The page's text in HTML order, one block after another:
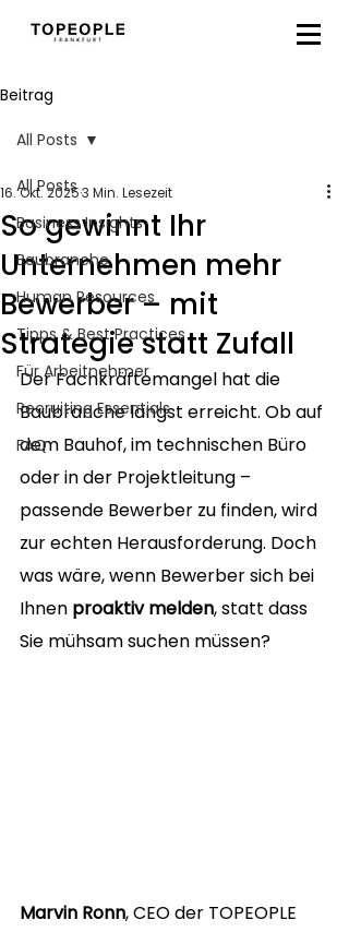
Beitrag
All Posts
Business Insights
Baubranche
Human Resources
Tipps & Best Practices
Für Arbeitnehmer
Recruiting Essentials
FAQ
All Posts
So gewinnt Ihr
Unternehmen mehr
Bewerber – mit
Strategie statt Zufall
16. Okt. 20253 Min. Lesezeit
Der Fachkräftemangel hat die
Baubranche längst erreicht. Ob auf
dem Bauhof, im technischen Büro
oder in der Projektleitung –
passende Bewerber zu finden, wird
zur echten Herausforderung. Doch
was wäre, wenn Bewerber sich bei
Ihnen proaktiv melden, statt dass
Sie mühsam suchen müssen?
Marvin Ronn, CEO der TOPEOPLE